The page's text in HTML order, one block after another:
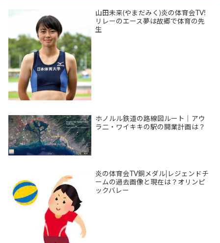
山田未来(やまだみく)炎の体育会TV!
リレーのエース夢は故郷で体育の先
生
ホノルル鉄道の路線図ルート｜アウ
ラ二・ワイキキの駅の開業計画は？
炎の体育会TV銅メダル|レジェンドチ
ームの過去画像と現在は？オリンピ
ックバレー